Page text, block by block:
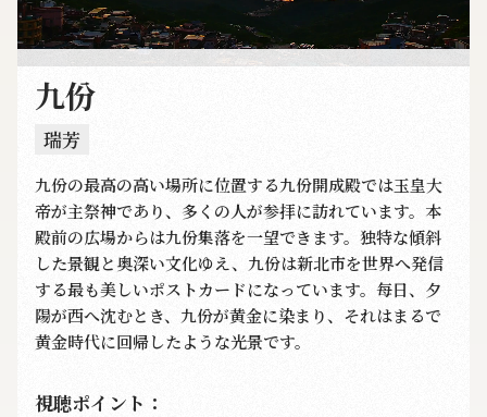
九份
瑞芳
九份の最高の高い場所に位置する九份開成殿では玉皇大
帝が主祭神であり、多くの人が参拝に訪れています。本
殿前の広場からは九份集落を一望できます。独特な傾斜
した景観と奥深い文化ゆえ、九份は新北市を世界へ発信
する最も美しいポストカードになっています。每日、夕
陽が西へ沈むとき、九份が黄金に染まり、それはまるで
黄金時代に回帰したような光景です。
視聴ポイント：